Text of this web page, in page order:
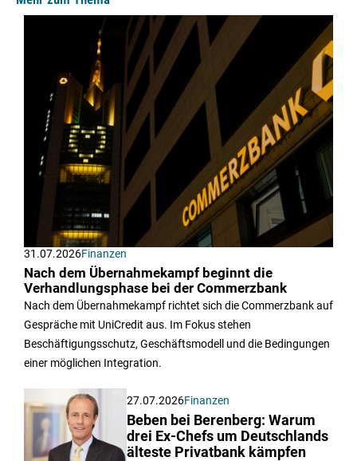
31.07.2026Finanzen
Nach dem Übernahmekampf beginnt die
Verhandlungsphase bei der Commerzbank
Nach dem Übernahmekampf richtet sich die Commerzbank auf
Gespräche mit UniCredit aus. Im Fokus stehen
Beschäftigungsschutz, Geschäftsmodell und die Bedingungen
einer möglichen Integration.
27.07.2026Finanzen
Beben bei Berenberg: Warum
drei Ex-Chefs um Deutschlands
älteste Privatbank kämpfen